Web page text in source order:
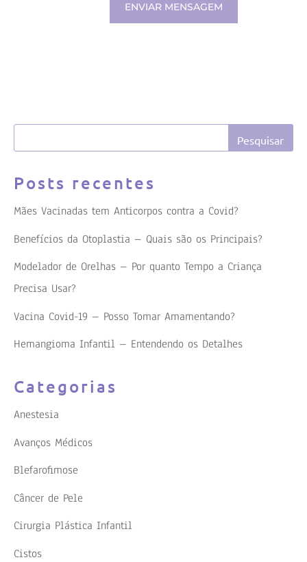
ENVIAR MENSAGEM
Posts recentes
Mães Vacinadas tem Anticorpos contra a Covid?
Benefícios da Otoplastia – Quais são os Principais?
Modelador de Orelhas – Por quanto Tempo a Criança
Precisa Usar?
Vacina Covid-19 – Posso Tomar Amamentando?
Hemangioma Infantil – Entendendo os Detalhes
Categorias
Anestesia
Avanços Médicos
Blefarofimose
Câncer de Pele
Cirurgia Plástica Infantil
Cistos